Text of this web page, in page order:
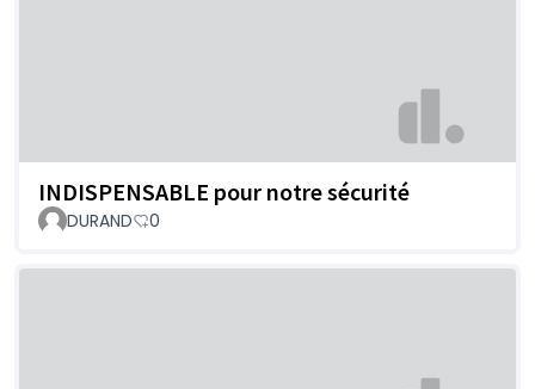
INDISPENSABLE pour notre sécurité
DURAND 0